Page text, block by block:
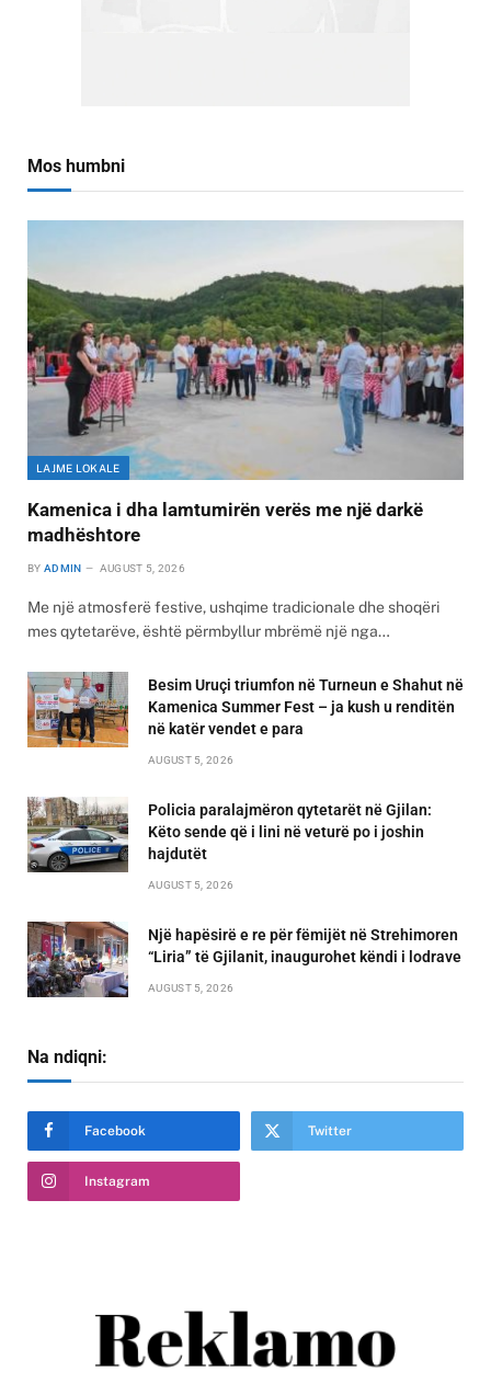
Mos humbni
LAJME LOKALE
Kamenica i dha lamtumirën verës me një darkë
madhështore
BY ADMIN AUGUST 5, 2026
Me një atmosferë festive, ushqime tradicionale dhe shoqëri
mes qytetarëve, është përmbyllur mbrëmë një nga…
Besim Uruçi triumfon në Turneun e Shahut në
Kamenica Summer Fest – ja kush u renditën
në katër vendet e para
AUGUST 5, 2026
Policia paralajmëron qytetarët në Gjilan:
Këto sende që i lini në veturë po i joshin
hajdutët
AUGUST 5, 2026
Një hapësirë e re për fëmijët në Strehimoren
“Liria” të Gjilanit, inaugurohet këndi i lodrave
AUGUST 5, 2026
Na ndiqni:
Facebook Twitter
Instagram